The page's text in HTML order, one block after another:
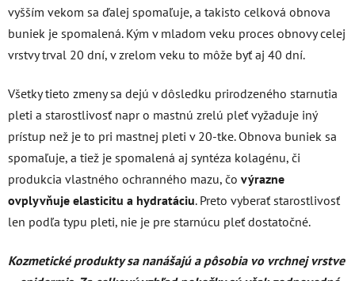
vyšším vekom sa ďalej spomaľuje, a takisto celková obnova
buniek je spomalená. Kým v mladom veku proces obnovy celej
vrstvy trval 20 dní, v zrelom veku to môže byť aj 40 dní.
Všetky tieto zmeny sa dejú v dôsledku prirodzeného starnutia
pleti a starostlivosť napr o mastnú zrelú pleť vyžaduje iný
prístup než je to pri mastnej pleti v 20-tke. Obnova buniek sa
spomaľuje, a tiež je spomalená aj syntéza kolagénu, či
produkcia vlastného ochranného mazu, čo výrazne
ovplyvňuje elasticitu a hydratáciu. Preto vyberať starostlivosť
len podľa typu pleti, nie je pre starnúcu pleť dostatočné.
Kozmetické produkty sa nanášajú a pôsobia vo vrchnej vrstve